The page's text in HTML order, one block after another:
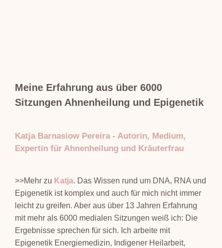
Meine Erfahrung aus über 6000
Sitzungen Ahnenheilung und Epigenetik
Katja Barnasiow Pereira - Autorin, Medium,
Expertin für Ahnenheilung und Kräuterfrau
>>Mehr zu Katja. Das Wissen rund um DNA, RNA und
Epigenetik ist komplex und auch für mich nicht immer
leicht zu greifen. Aber aus über 13 Jahren Erfahrung
mit mehr als 6000 medialen Sitzungen weiß ich: Die
Ergebnisse sprechen für sich. Ich arbeite mit
Epigenetik Energiemedizin, Indigener Heilarbeit,